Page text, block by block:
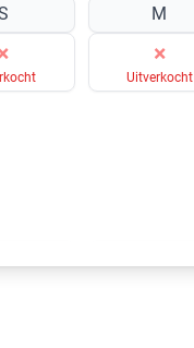
M
×
Uitverkocht